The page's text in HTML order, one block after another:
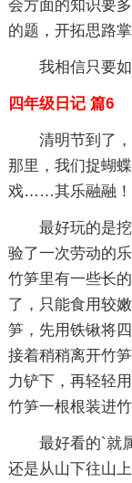
会方面的知识要
的题，开拓思路
我相信只要
四年级日记 篇6
清明节到了
那里，我们捉蝴
戏……其乐融融！
最好玩的是
验了一次劳动的
竹笋里有一些长
了，只能食用较
笋，先用铁锹将
接着稍稍离开竹
力铲下，再轻轻
竹笋一根根装进
最好看的`就
还是从山下往山